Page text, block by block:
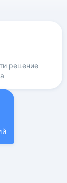
решение